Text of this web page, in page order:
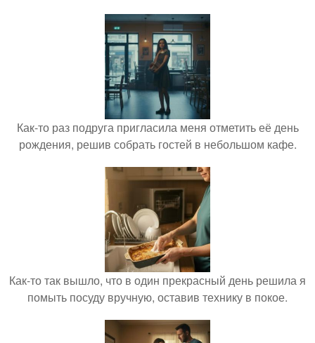
Как-то раз подруга пригласила меня отметить её день
рождения, решив собрать гостей в небольшом кафе.
Как-то так вышло, что в один прекрасный день решила я
помыть посуду вручную, оставив технику в покое.